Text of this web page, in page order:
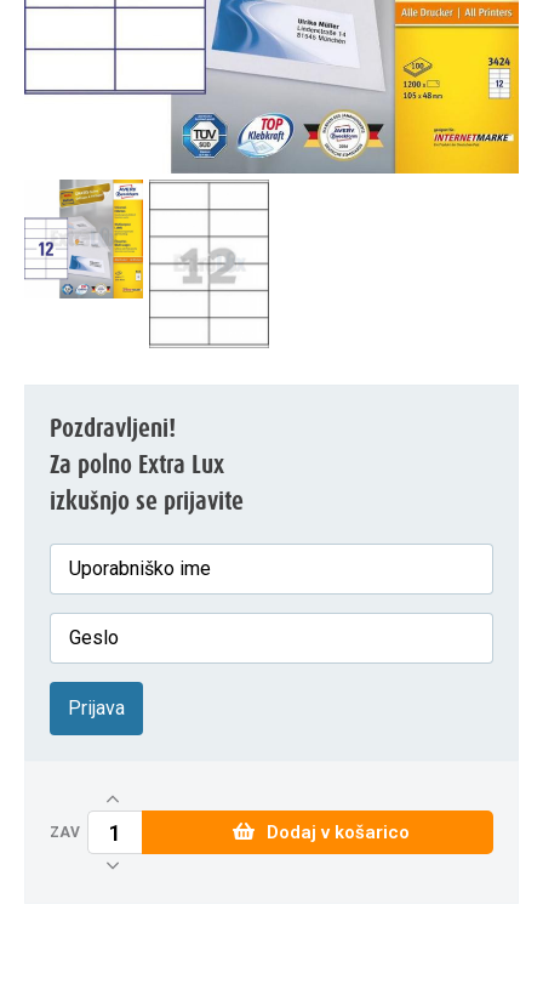
Pozdravljeni!
Za polno Extra Lux
izkušnjo se prijavite
Prijava
ZAV Dodaj v košarico